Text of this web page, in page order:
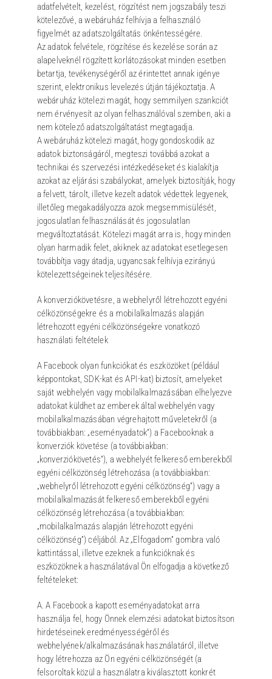
adatfelvételt, kezelést, rögzítést nem jogszabály teszi
kötelezővé, a webáruház felhívja a felhasználó
figyelmét az adatszolgáltatás önkéntességére.
Az adatok felvétele, rögzítése és kezelése során az
alapelveknél rögzített korlátozásokat minden esetben
betartja, tevékenységéről az érintettet annak igénye
szerint, elektronikus levelezés útján tájékoztatja. A
webáruház kötelezi magát, hogy semmilyen szankciót
nem érvényesít az olyan felhasználóval szemben, aki a
nem kötelező adatszolgáltatást megtagadja.
A webáruház kötelezi magát, hogy gondoskodik az
adatok biztonságáról, megteszi továbbá azokat a
technikai és szervezési intézkedéseket és kialakítja
azokat az eljárási szabályokat, amelyek biztosítják, hogy
a felvett, tárolt, illetve kezelt adatok védettek legyenek,
illetőleg megakadályozza azok megsemmisülését,
jogosulatlan felhasználását és jogosulatlan
megváltoztatását. Kötelezi magát arra is, hogy minden
olyan harmadik felet, akiknek az adatokat esetlegesen
továbbítja vagy átadja, ugyancsak felhívja ezirányú
kötelezettségeinek teljesítésére.
A konverziókövetésre, a webhelyről létrehozott egyéni
célközönségekre és a mobilalkalmazás alapján
létrehozott egyéni célközönségekre vonatkozó
használati feltételek
A Facebook olyan funkciókat és eszközöket (például
képpontokat, SDK-kat és API-kat) biztosít, amelyeket
saját webhelyén vagy mobilalkalmazásában elhelyezve
adatokat küldhet az emberek által webhelyén vagy
mobilalkalmazásában végrehajtott műveletekről (a
továbbiakban: „eseményadatok”) a Facebooknak a
konverziók követése (a továbbiakban:
„konverziókövetés”), a webhelyét felkereső emberekből
egyéni célközönség létrehozása (a továbbiakban:
„webhelyről létrehozott egyéni célközönség”) vagy a
mobilalkalmazását felkereső emberekből egyéni
célközönség létrehozása (a továbbiakban:
„mobilalkalmazás alapján létrehozott egyéni
célközönség”) céljából. Az „Elfogadom” gombra való
kattintással, illetve ezeknek a funkcióknak és
eszközöknek a használatával Ön elfogadja a következő
feltételeket:
A. A Facebook a kapott eseményadatokat arra
használja fel, hogy Önnek elemzési adatokat biztosítson
hirdetéseinek eredményességéről és
webhelyének/alkalmazásának használatáról, illetve
hogy létrehozza az Ön egyéni célközönségét (a
felsoroltak közül a használatra kiválasztott konkrét